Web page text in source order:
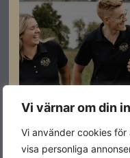
Vi värnar om din
Vi använder cookies
visa personliga
Dimensioner
Djup
Bredd
Vikt